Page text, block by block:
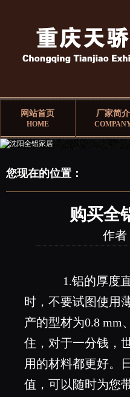
网站首页
HOME
厂家简介
您现在的位置：
购买全
作者
1.铝的厚度直
时，不要试图使用
产的型材为0.8 mm
住，对于一分钱，
用的材料都更好。
值，可以随时为您